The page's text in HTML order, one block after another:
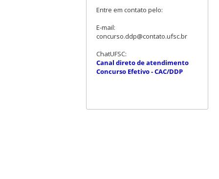
Entre em contato pelo:
E-mail:
concurso.ddp@contato.ufsc.br
ChatUFSC:
Canal direto de atendimento
Concurso Efetivo - CAC/DDP